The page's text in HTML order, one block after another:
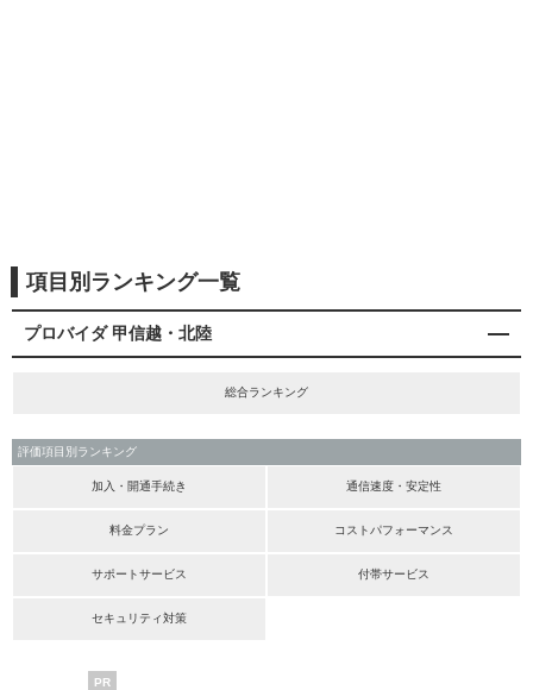
項目別ランキング一覧
プロバイダ 甲信越・北陸
総合ランキング
評価項目別ランキング
加入・開通手続き 通信速度・安定性
料金プラン コストパフォーマンス
サポートサービス 付帯サービス
セキュリティ対策
PR